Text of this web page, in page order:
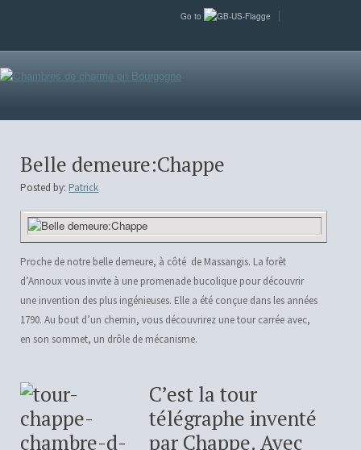
Go to
Belle demeure:Chappe
Posted by: Patrick
Proche de notre belle demeure, à côté de Massangis. La forêt
d’Annoux vous invite à une promenade bucolique pour découvrir
une invention des plus ingénieuses. Elle a été conçue dans les années
1790. Au bout d’un chemin, vous découvrirez une tour carrée avec,
en son sommet, un drôle de mécanisme.
C’est la tour
télégraphe inventé
par Chappe. Avec